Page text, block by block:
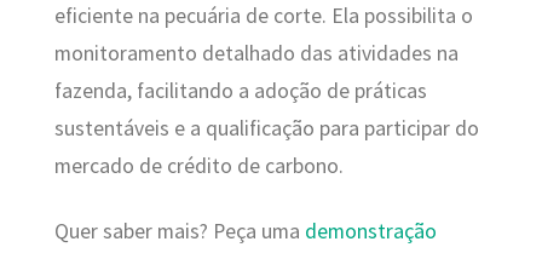
eficiente na pecuária de corte. Ela possibilita o
monitoramento detalhado das atividades na
fazenda, facilitando a adoção de práticas
sustentáveis e a qualificação para participar do
mercado de crédito de carbono.
Quer saber mais? Peça uma demonstração